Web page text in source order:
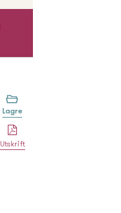
Utskrift
Lagre